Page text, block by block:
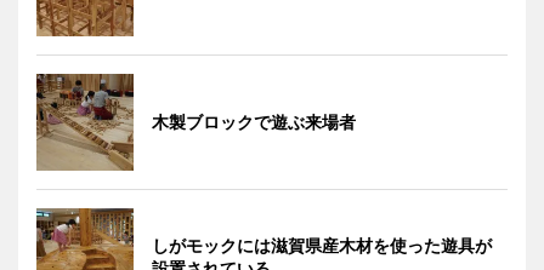
木製ブロックで遊ぶ来場者
しがモックには滋賀県産木材を使った遊具が